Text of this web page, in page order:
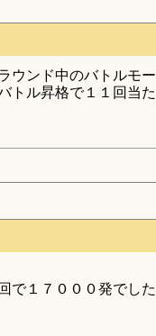
ウンド中のバトルモ
ル昇格で１１回当
１７０００発でした